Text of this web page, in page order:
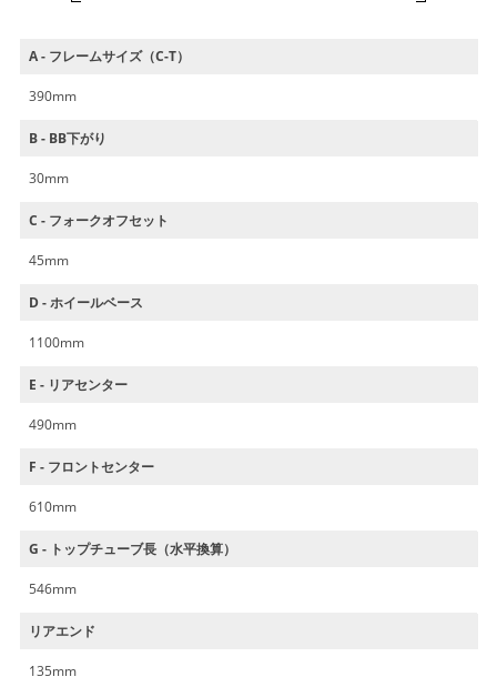
A - フレームサイズ（C-T）
390mm
B - BB下がり
30mm
C - フォークオフセット
45mm
D - ホイールベース
1100mm
E - リアセンター
490mm
F - フロントセンター
610mm
G - トップチューブ長（水平換算）
546mm
リアエンド
135mm